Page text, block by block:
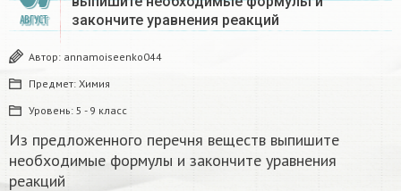
АВГУСТ
закончите уравнения реакций ​
Автор: annamoiseenko044
Предмет: Химия
Уровень: 5 - 9 класс
Из предложенного перечня веществ выпишите
необходимые формулы и закончите уравнения
реакций ​